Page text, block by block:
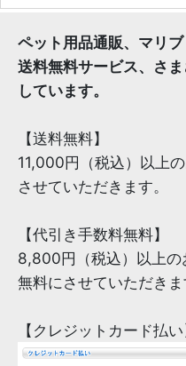
ペット用品通販、マリブ
送料無料サービス、さ
しています。
【送料無料】
11,000円（税込）以上
させていただきます。
【代引き手数料無料】
8,800円（税込）以上の
無料にさせていただきま
【クレジットカード払い